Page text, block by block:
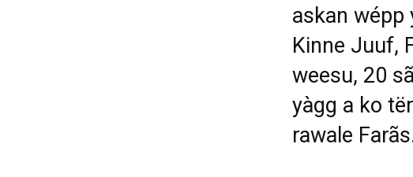
askan wépp
Kinne Juuf,
weesu, 20
yàgg a ko
rawale